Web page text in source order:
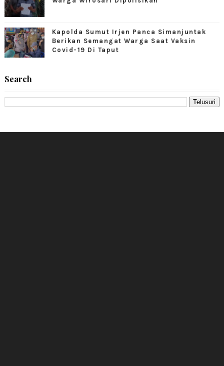
Kapolda Sumut Irjen Panca Simanjuntak
Berikan Semangat Warga Saat Vaksin
Covid-19 Di Taput
Search